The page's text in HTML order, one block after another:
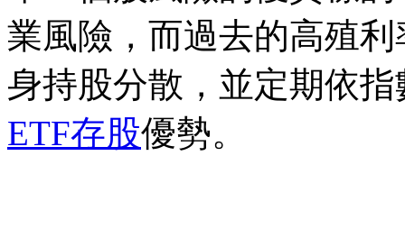
業風險，而過去的高殖
身持股分散，並定期依
ETF存股優勢。